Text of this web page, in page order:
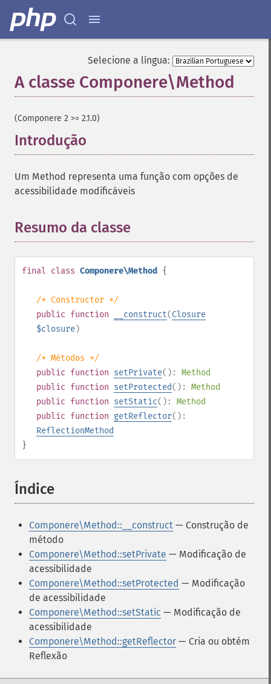
Selecione a língua:
A classe Componere\Method
(Componere 2 >= 2.1.0)
Introdução
Um Method representa uma função com opções de
acessibilidade modificáveis
Resumo da classe
final class Componere\Method {
/* Constructor */
public function __construct(Closure
$closure)
/* Métodos */
public function setPrivate(): Method
public function setProtected(): Method
public function setStatic(): Method
public function getReflector():
ReflectionMethod
}
Índice
Componere\Method::__construct — Construção de
método
Componere\Method::setPrivate — Modificação de
acessibilidade
Componere\Method::setProtected — Modificação
de acessibilidade
Componere\Method::setStatic — Modificação de
acessibilidade
Componere\Method::getReflector — Cria ou obtém
Reflexão